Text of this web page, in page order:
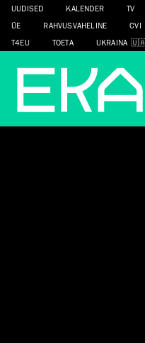
UUDISED KALENDER TV
ÜE
RAHVUSVAHELINE CVI
T4EU
TOETA UKRAINA